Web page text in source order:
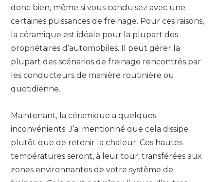
donc bien, même si vous conduisez avec une
certaines puissances de freinage. Pour ces raisons,
la céramique est idéale pour la plupart des
propriétaires d’automobiles. Il peut gérer la
plupart des scénarios de freinage rencontrés par
les conducteurs de manière routinière ou
quotidienne.
Maintenant, la céramique a quelques
inconvénients. J’ai mentionné que cela dissipe
plutôt que de retenir la chaleur. Ces hautes
températures seront, à leur tour, transférées aux
zones environnantes de votre système de